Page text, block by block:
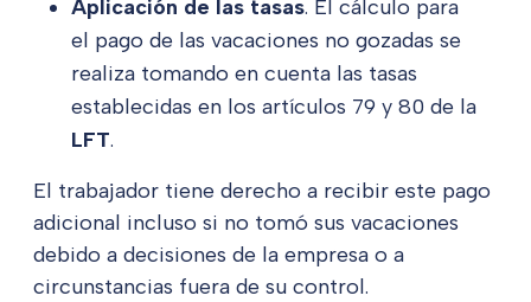
Aplicación de las tasas. El cálculo para
el pago de las vacaciones no gozadas se
realiza tomando en cuenta las tasas
establecidas en los artículos 79 y 80 de la
LFT.
El trabajador tiene derecho a recibir este pago
adicional incluso si no tomó sus vacaciones
debido a decisiones de la empresa o a
circunstancias fuera de su control.